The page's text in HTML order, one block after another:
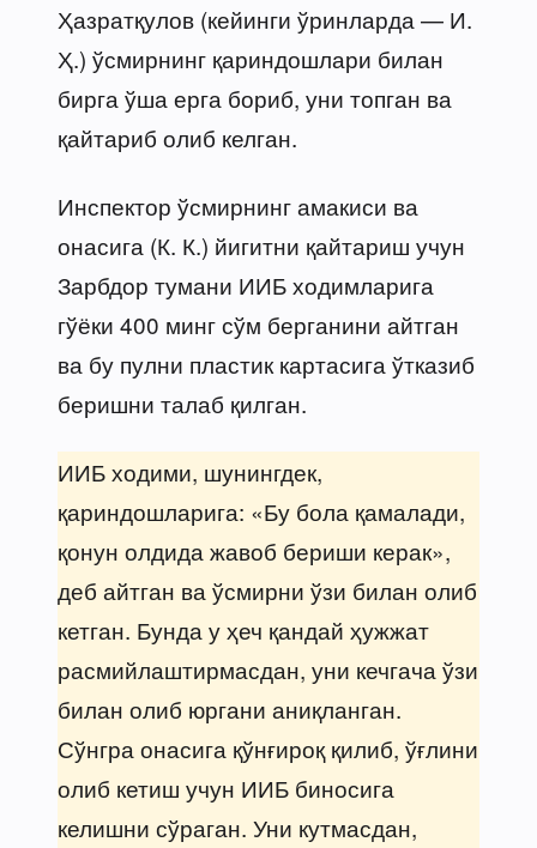
Ҳазратқулов (кейинги ўринларда — И.
Ҳ.) ўсмирнинг қариндошлари билан
бирга ўша ерга бориб, уни топган ва
қайтариб олиб келган.
Инспектор ўсмирнинг амакиси ва
онасига (К. К.) йигитни қайтариш учун
Зарбдор тумани ИИБ ходимларига
гўёки 400 минг сўм берганини айтган
ва бу пулни пластик картасига ўтказиб
беришни талаб қилган.
ИИБ ходими, шунингдек,
қариндошларига: «Бу бола қамалади,
қонун олдида жавоб бериши керак»,
деб айтган ва ўсмирни ўзи билан олиб
кетган. Бунда у ҳеч қандай ҳужжат
расмийлаштирмасдан, уни кечгача ўзи
билан олиб юргани аниқланган.
Сўнгра онасига қўнғироқ қилиб, ўғлини
олиб кетиш учун ИИБ биносига
келишни сўраган. Уни кутмасдан,